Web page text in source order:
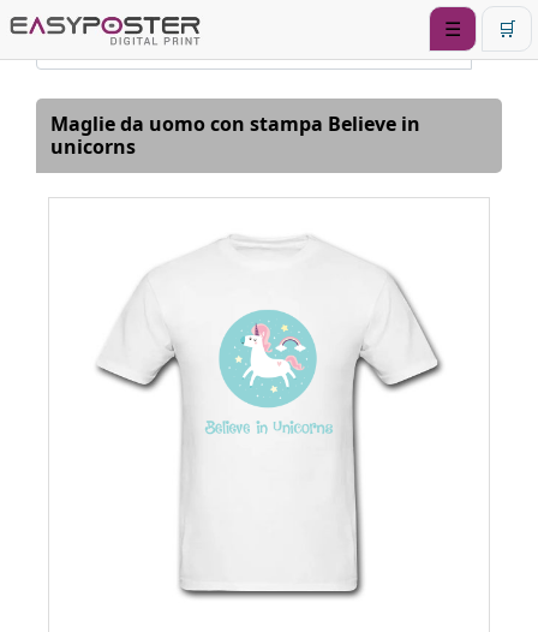
☰ 🛒
Maglie da uomo con stampa Believe in
unicorns